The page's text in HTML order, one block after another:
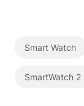
Smart Watch
SmartWatch 2